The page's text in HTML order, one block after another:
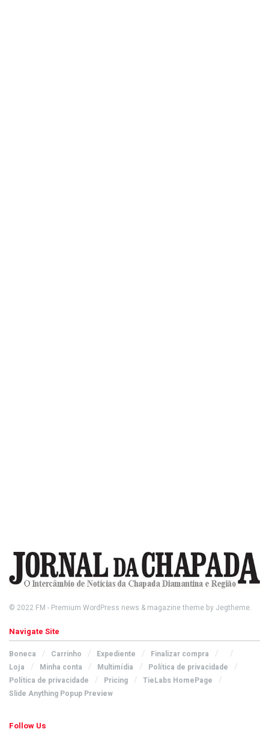
© 2022 FM - Premium WordPress news & magazine theme by Jegtheme.
Navigate Site
Boneca Carrinho Expediente
Finalizar compra
Loja
Minha conta Multimídia
Política de privacidade
Política de privacidade
Pricing
TieLabs HomePage
Slide Anything Popup Preview
Follow Us